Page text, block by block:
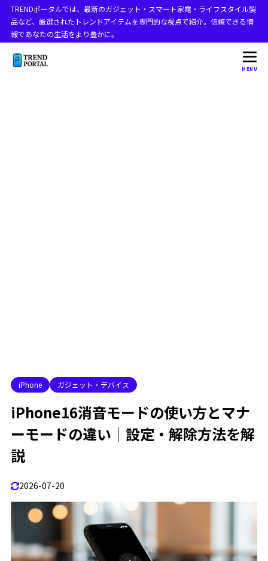
TRENDポータルでは、最新のガジェット・スマート家電・ライフスタイル製
品など、厳選されたトレンドアイテムを専門的な視点で紹介。信頼できる情
報であなたの生活をより豊かに。
MENU
iPhone ガジェット・デバイス
iPhone16消音モードの使い方とマナ
ーモードの違い｜設定・解除方法を解
説
2026-07-20
目次
1 30秒でわかる：iPhone16消音モードの切り替え方法
3.5.1 サイレントモードにする手順
3.5.2 サイレントモード中にできること
3.6 消音モードとマナーモードの違い
3.6.3 消音モード・マナーモード・サイレントモードの
比較
結局どれを使えばいい？目的別のおすすめ設定
3.7.1 通知音だけ消したい場合